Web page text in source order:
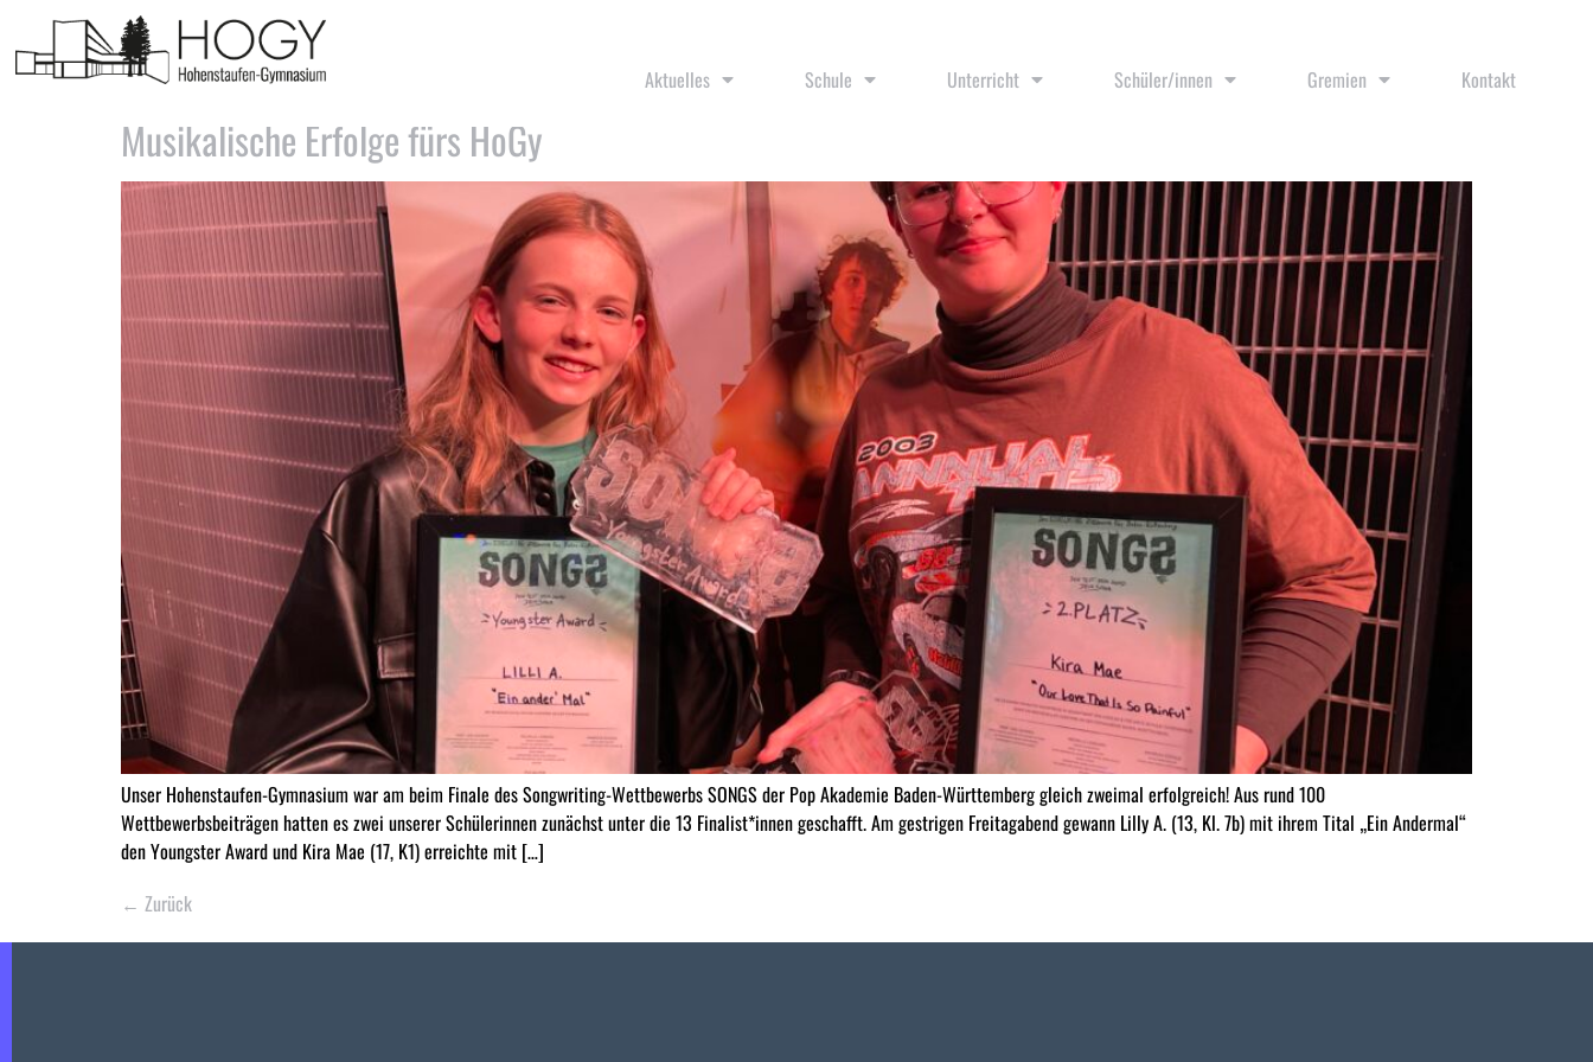
Aktuelles Schule Unterricht Schüler/innen Gremien Kontakt
Schlagwort:
Musikalische Erfolge fürs HoGy
Unser Hohenstaufen-Gymnasium war am beim Finale des Songwriting-Wettbewerbs SONGS der Pop Akademie Baden-Württemberg gleich zweimal erfolgreich! Aus rund 100
Wettbewerbsbeiträgen hatten es zwei unserer Schülerinnen zunächst unter die 13 Finalist*innen geschafft. Am gestrigen Freitagabend gewann Lilly A. (13, Kl. 7b) mit ihrem Tital „Ein Andermal“
den Youngster Award und Kira Mae (17, K1) erreichte mit […]
← Zurück